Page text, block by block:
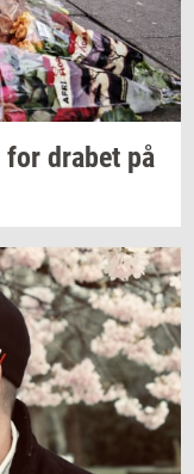
for dra­bet på